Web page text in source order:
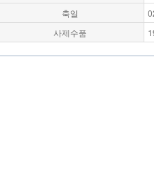
축일
사제수품